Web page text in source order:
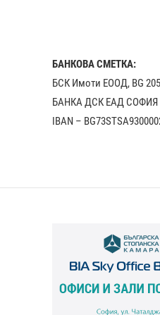
БАНКОВА СМЕТКА:
БСК Имоти ЕООД, BG
БАНКА ДСК EАД СОФИЯ
IBAN –